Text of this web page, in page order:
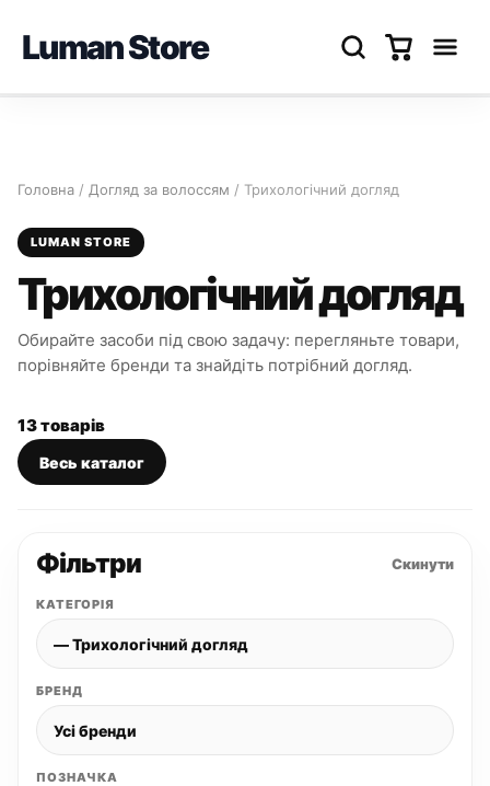
Luman Store
Головна / Догляд за волоссям / Трихологічний догляд
LUMAN STORE
Трихологічний догляд
Обирайте засоби під свою задачу: перегляньте товари,
порівняйте бренди та знайдіть потрібний догляд.
13 товарів
Весь каталог
Фільтри Скинути
КАТЕГОРІЯ
БРЕНД
ПОЗНАЧКА